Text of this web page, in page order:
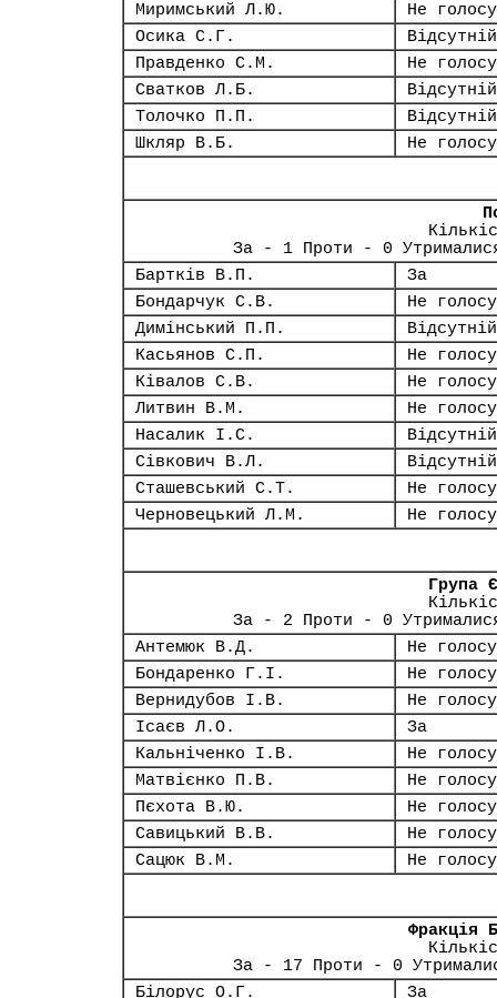
Миримський Л.Ю.
Не
Осика С.Г.
Відсутній
Правденко С.М.
Не
Сватков Л.Б.
Відсутній
Толочко П.П.
Відсутній
Шкляр В.Б.
Не
За - 1 Проти - 0
Бартків В.П.
За
Бондарчук С.В.
Не
Димінський П.П.
Відсутній
Касьянов С.П.
Не
Ківалов С.В.
Не
Литвин В.М.
Не
Насалик І.С.
Відсутній
Сівкович В.Л.
Відсутній
Сташевський С.Т.
Не
Черновецький Л.М.
Не
Група
За - 2 Проти - 0
Антемюк В.Д.
Не
Бондаренко Г.І.
Не
Вернидубов І.В.
Не
Ісаєв Л.О.
За
Кальніченко І.В.
Не
Матвієнко П.В.
Не
Пєхота В.Ю.
Не
Савицький В.В.
Не
Сацюк В.М.
Не
Фракція
За - 17 Проти - 0
Білорус О.Г.
За